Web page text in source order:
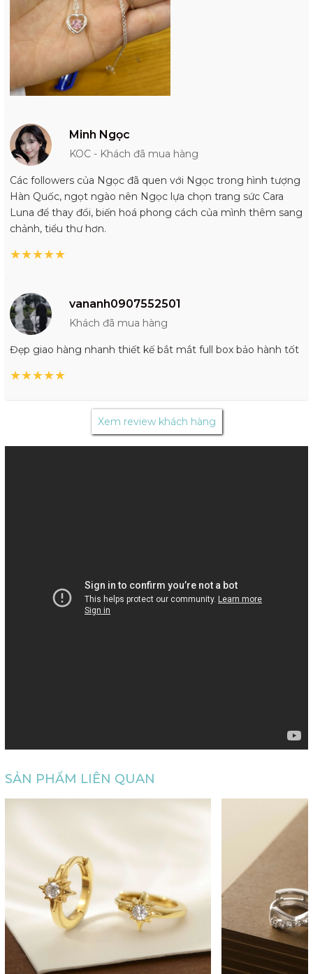
Minh Ngọc
KOC - Khách đã mua hàng
Các followers của Ngọc đã quen với Ngọc trong hình tượng
Hàn Quốc, ngọt ngào nên Ngọc lựa chọn trang sức Cara
Luna để thay đổi, biến hoá phong cách của mình thêm sang
chảnh, tiểu thư hơn.
★★★★★
vananh0907552501
Khách đã mua hàng
Đẹp giao hàng nhanh thiết kế bắt mắt full box bảo hành tốt
★★★★★
Xem review khách hàng
SẢN PHẨM LIÊN QUAN